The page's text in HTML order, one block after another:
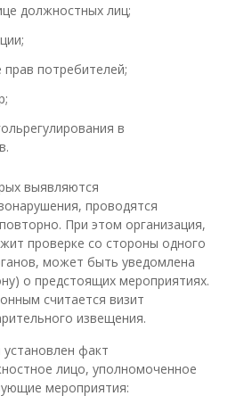
должностных лиц;
потребителей;
в
выявляются
проводятся
При этом организация,
проверке со стороны одного
может быть уведомлена
о предстоящих мероприятиях.
считается визит
извещения.
факт
лицо, уполномоченное
мероприятия: